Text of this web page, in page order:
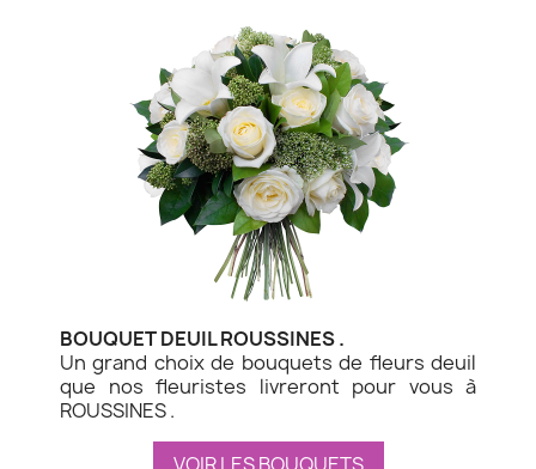
BOUQUET DEUIL ROUSSINES .
Un grand choix de bouquets de fleurs deuil
que nos fleuristes livreront pour vous à
ROUSSINES .